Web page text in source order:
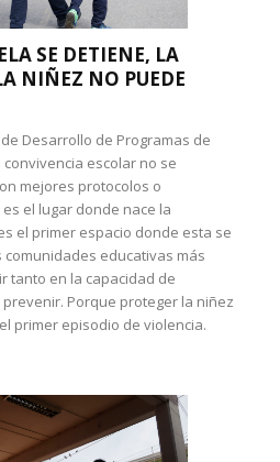
SE DETIENE, LA
NIÑEZ NO PUEDE
Desarrollo de Programas de
convivencia escolar no se
mejores protocolos o
el lugar donde nace la
el primer espacio donde esta se
comunidades educativas más
tanto en la capacidad de
Porque proteger la niñez
primer episodio de violencia.